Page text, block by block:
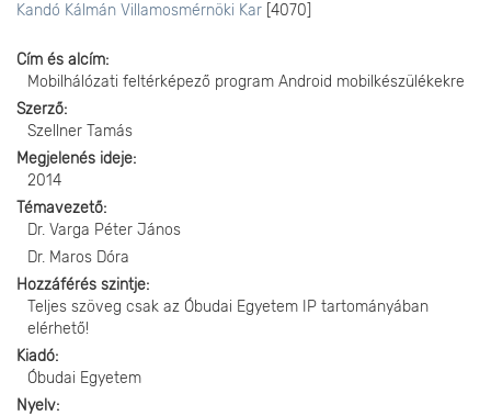
Kandó Kálmán Villamosmérnöki Kar [4070]
Cím és alcím
Mobilhálózati feltérképező program Android mobilkészülékekre
Szerző
Szellner Tamás
Megjelenés ideje
2014
Témavezető
Dr. Varga Péter János
Dr. Maros Dóra
Hozzáférés szintje
Teljes szöveg csak az Óbudai Egyetem IP tartományában
elérhető!
Kiadó
Óbudai Egyetem
Nyelv